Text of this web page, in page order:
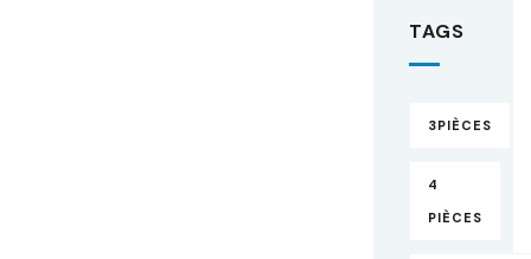
TAGS
3PIÈCES
4
PIÈCES